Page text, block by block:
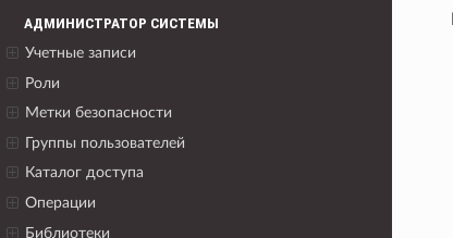
АДМИНИСТРАТОР СИСТЕМЫ
Учетные записи
Роли
Метки безопасности
Группы пользователей
Каталог доступа
Операции
Библиотеки